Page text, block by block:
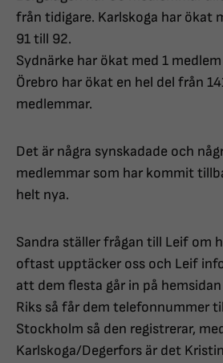
från tidigare. Karlskoga har ökat
91 till 92.
Sydnärke har ökat med 1
Örebro har ökat en hel del från
medlemmar.
Det är några synskadade och
medlemmar som har kommit
helt nya.
Sandra ställer frågan till Leif om
oftast upptäcker oss och Leif
att dem flesta går in på
Riks så får dem telefonnummer
Stockholm så den registrerar,
Karlskoga/Degerfors är det